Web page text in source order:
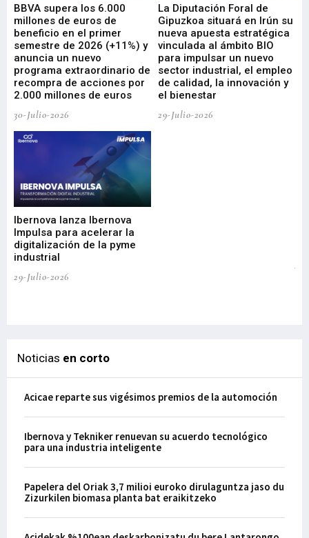
BBVA supera los 6.000
millones de euros de
beneficio en el primer
semestre de 2026 (+11%) y
anuncia un nuevo
programa extraordinario de
recompra de acciones por
2.000 millones de euros
30-Julio-2026
La Diputación Foral de
Gipuzkoa situará en Irún su
nueva apuesta estratégica
vinculada al ámbito BIO
para impulsar un nuevo
sector industrial, el empleo
de calidad, la innovación y
el bienestar
29-Julio-2026
Ibernova lanza Ibernova
Impulsa para acelerar la
digitalización de la pyme
industrial
29-Julio-2026
Noticias en corto
Acicae reparte sus vigésimos premios de la automoción
Ibernova y Tekniker renuevan su acuerdo tecnológico
para una industria inteligente
Papelera del Oriak 3,7 milioi euroko dirulaguntza jaso du
Zizurkilen biomasa planta bat eraikitzeko